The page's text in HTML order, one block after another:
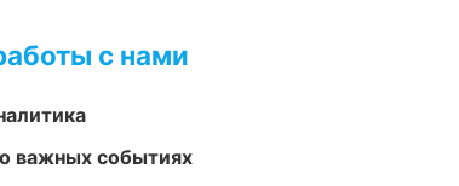
с нами
важных событиях